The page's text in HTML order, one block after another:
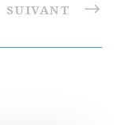
SUIVANT